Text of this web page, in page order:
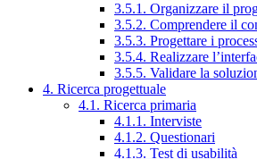
3.5.1. Organizzare il
3.5.2. Comprendere il
3.5.3. Progettare i
3.5.4. Realizzare
3.5.5. Validare la
4. Ricerca progettuale
4.1. Ricerca primaria
4.1.1. Interviste
4.1.2. Questionari
4.1.3. Test di usabilità